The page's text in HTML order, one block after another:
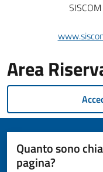
Area
Quanto sono
pagina?